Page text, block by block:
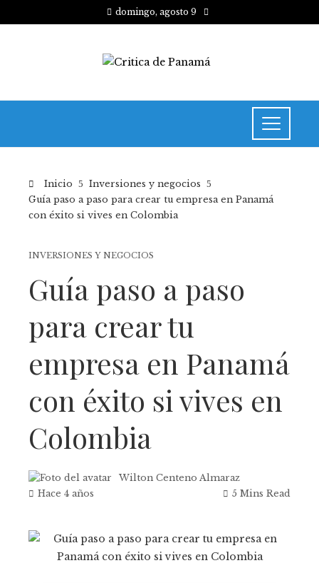
domingo, agosto 9
Inicio
Inversiones y negocios
Guía paso a paso para crear tu empresa en Panamá
con éxito si vives en Colombia
INVERSIONES Y NEGOCIOS
Guía paso a paso
para crear tu
empresa en Panamá
con éxito si vives en
Colombia
Wilton Centeno Almaraz
Hace 4 años
5 Mins Read